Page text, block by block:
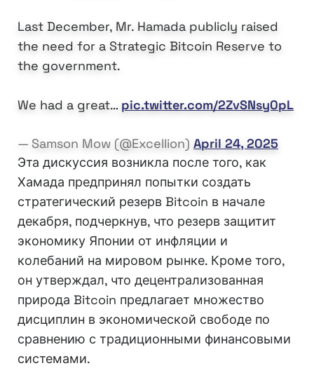
Last December, Mr. Hamada publicly raised
the need for a Strategic Bitcoin Reserve to
the government.
We had a great… pic.twitter.com/2ZvSNsy0pL
— Samson Mow (@Excellion) April 24, 2025
Эта дискуссия возникла после того, как
Хамада предпринял попытки создать
стратегический резерв Bitcoin в начале
декабря, подчеркнув, что резерв защитит
экономику Японии от инфляции и
колебаний на мировом рынке. Кроме того,
он утверждал, что децентрализованная
природа Bitcoin предлагает множество
дисциплин в экономической свободе по
сравнению с традиционными финансовыми
системами.